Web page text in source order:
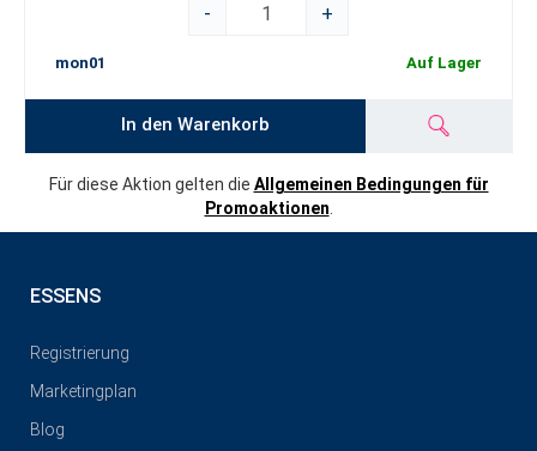
-
+
mon01 Auf Lager
In den Warenkorb
Für diese Aktion gelten die Allgemeinen Bedingungen für
Promoaktionen.
ESSENS
Registrierung
Marketingplan
Blog